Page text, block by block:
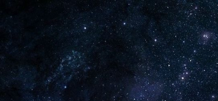
Plus de 2800 critiques de films